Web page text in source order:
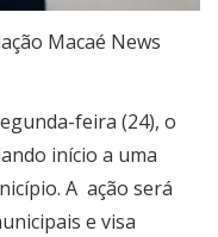
Macaé News
feira (24), o
início a uma
A ação será
e visa